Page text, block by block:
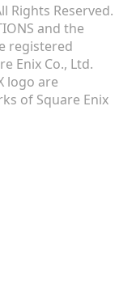
Rights Reserved.
and the
registered
Enix Co., Ltd.
logo are
of Square Enix